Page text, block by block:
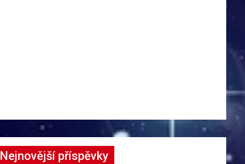
Nejnovější příspěvky